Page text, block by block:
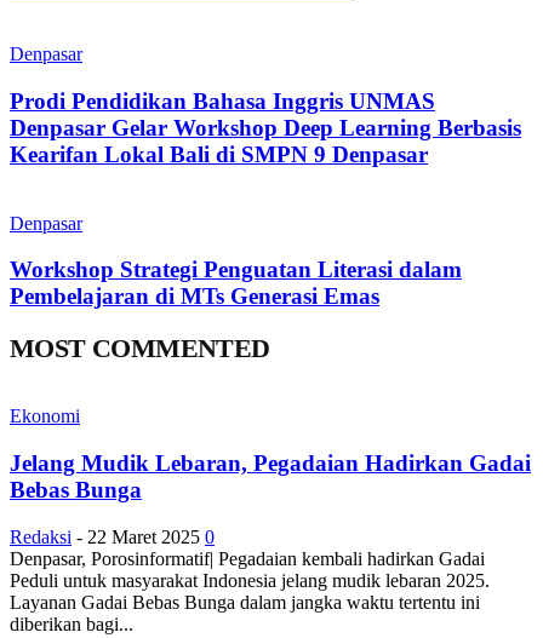
Denpasar
Prodi Pendidikan Bahasa Inggris UNMAS
Denpasar Gelar Workshop Deep Learning Berbasis
Kearifan Lokal Bali di SMPN 9 Denpasar
Denpasar
Workshop Strategi Penguatan Literasi dalam
Pembelajaran di MTs Generasi Emas
MOST COMMENTED
Ekonomi
Jelang Mudik Lebaran, Pegadaian Hadirkan Gadai
Bebas Bunga
Redaksi - 22 Maret 2025 0
Denpasar, Porosinformatif| Pegadaian kembali hadirkan Gadai
Peduli untuk masyarakat Indonesia jelang mudik lebaran 2025.
Layanan Gadai Bebas Bunga dalam jangka waktu tertentu ini
diberikan bagi...